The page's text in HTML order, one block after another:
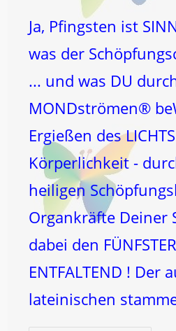
Ja, Pfingsten ist
was der
... und was DU
MONDströmen®
Ergießen des
Körperlichkeit -
heiligen
Organkräfte Deiner
dabei den
ENTFALTEND ! Der
lateinischen